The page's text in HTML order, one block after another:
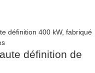
définition de